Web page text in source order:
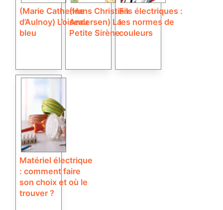
(Marie Catherine
d’Aulnoy) L’oiseau
bleu
(Hans Christian
Andersen) La
Petite Sirène
Fils électriques :
les normes de
couleurs
Matériel électrique
: comment faire
son choix et où le
trouver ?